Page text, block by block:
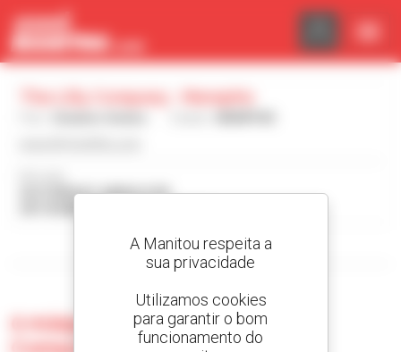
3613 KNIGHT ARNOLD RD
Visualizar os filtros de pesquisa
0 máquina usada no The Lilly
Painel de Gerenciamento de Cookies
A Manitou respeita a
sua privacidade
Utilizamos cookies
para garantir o bom
funcionamento do